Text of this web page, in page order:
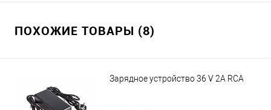
ПОХОЖИЕ ТОВАРЫ (8)
Зарядное устройство 36 V 2А RCA